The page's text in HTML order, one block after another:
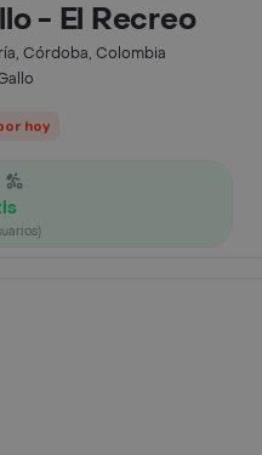
- El Recreo
Córdoba, Colombia
hoy